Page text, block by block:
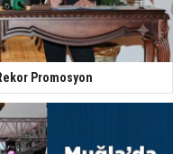
Promosyon